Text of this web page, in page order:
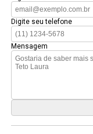
Digite seu telefone
Mensagem